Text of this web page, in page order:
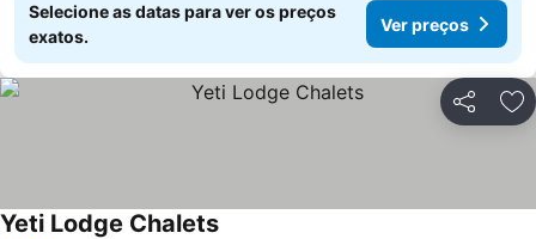
Selecione as datas para ver os preços
exatos.
Ver preços
Partilhar
Yeti Lodge Chalets